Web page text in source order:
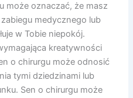
może oznaczać, że masz
medycznego lub
w Tobie niepokój.
kreatywności
o chirurgu może odnosić
tymi dziedzinami lub
Sen o chirurgu może